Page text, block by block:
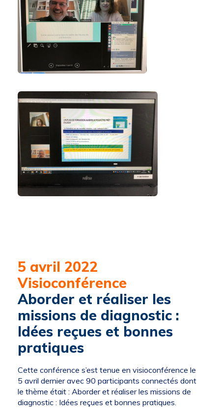
5 avril 2022
Visioconférence
Aborder et réaliser les
missions de diagnostic :
Idées reçues et bonnes
pratiques
Cette conférence s’est tenue en visioconférence le
5 avril dernier avec 90 participants connectés dont
le thème était : Aborder et réaliser les missions de
diagnostic : Idées reçues et bonnes pratiques.